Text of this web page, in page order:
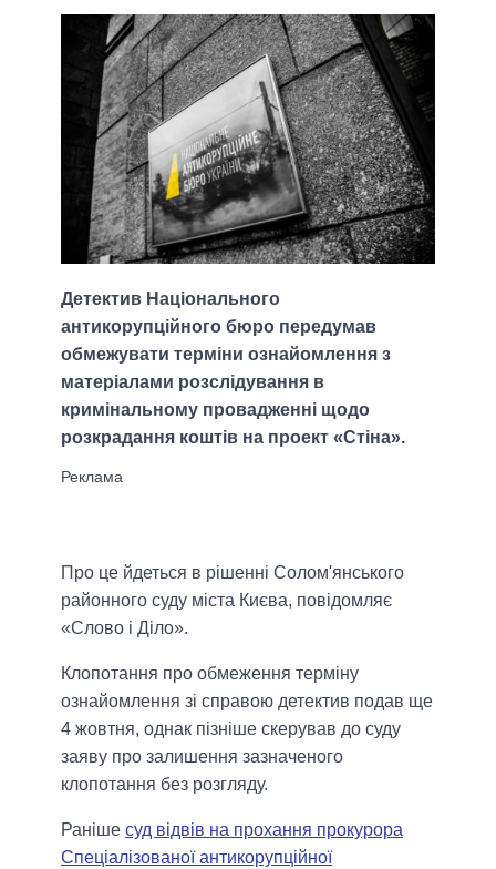
Детектив Національного
антикорупційного бюро передумав
обмежувати терміни ознайомлення з
матеріалами розслідування в
кримінальному провадженні щодо
розкрадання коштів на проект «Стіна».
Про це йдеться в рішенні Солом'янського
районного суду міста Києва, повідомляє
«Слово і Діло».
Клопотання про обмеження терміну
ознайомлення зі справою детектив подав ще
4 жовтня, однак пізніше скерував до суду
заяву про залишення зазначеного
клопотання без розгляду.
Раніше суд відвів на прохання прокурора
Спеціалізованої антикорупційної